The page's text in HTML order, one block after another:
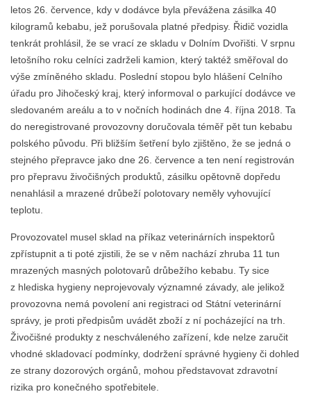
letos 26. července, kdy v dodávce byla převážena zásilka 40
kilogramů kebabu, jež porušovala platné předpisy. Řidič vozidla
tenkrát prohlásil, že se vrací ze skladu v Dolním Dvořišti. V srpnu
letošního roku celníci zadrželi kamion, který taktéž směřoval do
výše zmíněného skladu. Poslední stopou bylo hlášení Celního
úřadu pro Jihočeský kraj, který informoval o parkující dodávce ve
sledovaném areálu a to v nočních hodinách dne 4. října 2018. Ta
do neregistrované provozovny doručovala téměř pět tun kebabu
polského původu. Při bližším šetření bylo zjištěno, že se jedná o
stejného přepravce jako dne 26. července a ten není registrován
pro přepravu živočišných produktů, zásilku opětovně dopředu
nenahlásil a mrazené drůbeží polotovary neměly vyhovující
teplotu.
Provozovatel musel sklad na příkaz veterinárních inspektorů
zpřístupnit a ti poté zjistili, že se v něm nachází zhruba 11 tun
mrazených masných polotovarů drůbežího kebabu. Ty sice
z hlediska hygieny neprojevovaly významné závady, ale jelikož
provozovna nemá povolení ani registraci od Státní veterinární
správy, je proti předpisům uvádět zboží z ní pocházející na trh.
Živočišné produkty z neschváleného zařízení, kde nelze zaručit
vhodné skladovací podmínky, dodržení správné hygieny či dohled
ze strany dozorových orgánů, mohou představovat zdravotní
rizika pro konečného spotřebitele.